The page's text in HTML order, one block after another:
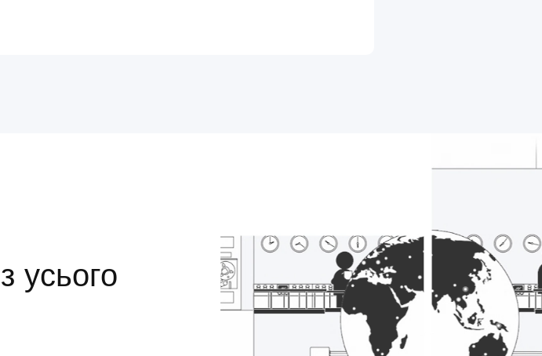
усього